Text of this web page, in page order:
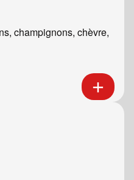
champignons, chèvre,